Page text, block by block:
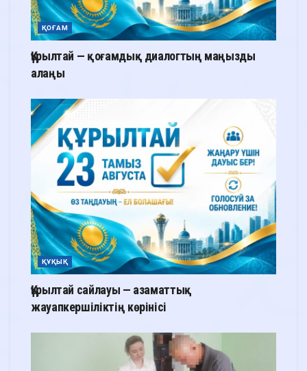
ҚОҒАМ
Құрылтай — қоғамдық диалогтың маңызды
алаңы
ҚҰҚЫҚ
Құрылтай сайлауы — азаматтық
жауапкершіліктің көрінісі